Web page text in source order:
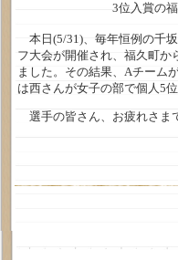
3位入賞の
本日(5/31)、毎年恒例の千
フ大会が開催され、福久町か
ました。その結果、Aチーム
は西さんが女子の部で個人5
選手の皆さん、お疲れさま